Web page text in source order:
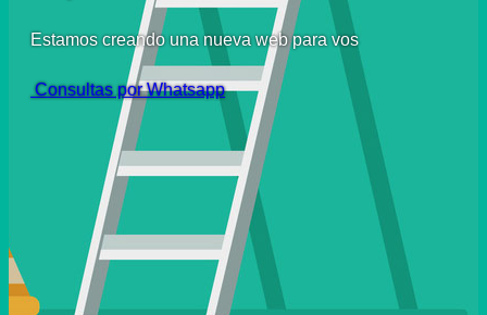
Estamos creando una nueva web para vos
Consultas por Whatsapp